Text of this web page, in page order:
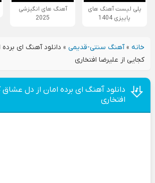
پلی لیست آهنگ های
پاییزی 1404
آهنگ های انگیزشی
2025
خانه»آهنگ سنتی-قدیمی» دانلود آهنگ ای
کجایی از علیرضا افتخاری
دانلود آهنگ ای برده امان از دل عشاق
افتخاری